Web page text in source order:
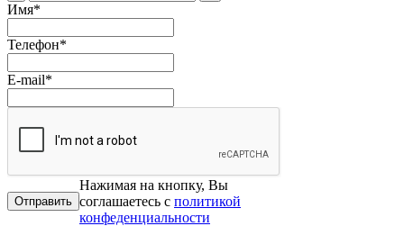
Имя*
Телефон*
E-mail*
Нажимая на кнопку, Вы
соглашаетесь с политикой
конфеденциальности